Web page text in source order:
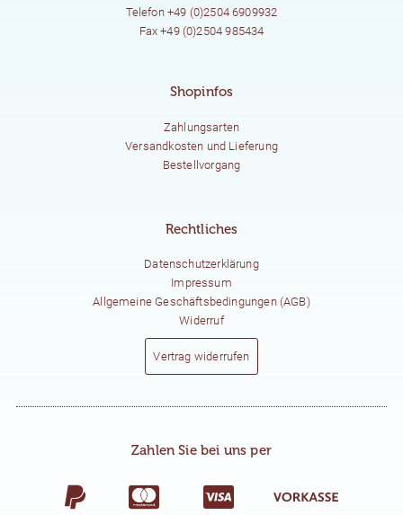
Telefon +49 (0)2504 6909932
Fax +49 (0)2504 985434
Shopinfos
Zahlungsarten
Versandkosten und Lieferung
Bestellvorgang
Rechtliches
Datenschutzerklärung
Impressum
Allgemeine Geschäftsbedingungen (AGB)
Widerruf
Vertrag widerrufen
Zahlen Sie bei uns per